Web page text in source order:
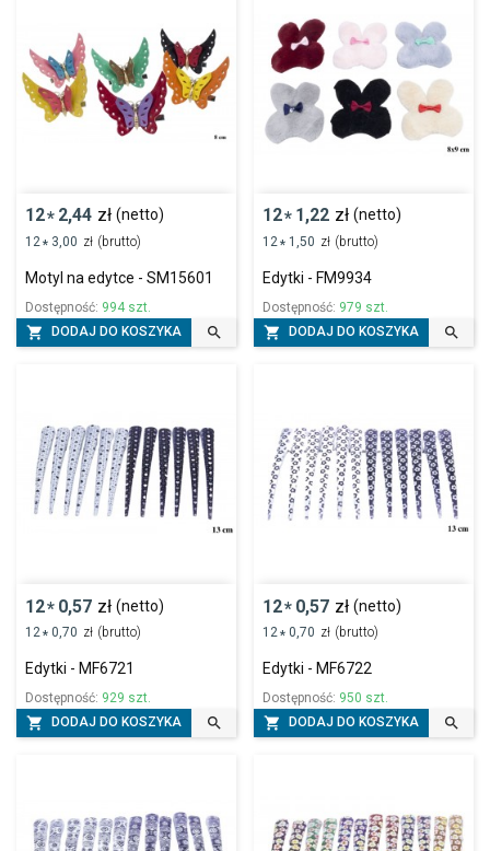
12* 2,44 zł (netto)
12* 3,00 zł (brutto)
Motyl na edytce - SM15601
Dostępność: 994 szt.
 DODAJ DO KOSZYKA 
12* 1,22 zł (netto)
12* 1,50 zł (brutto)
Edytki - FM9934
Dostępność: 979 szt.
 DODAJ DO KOSZYKA 
12* 0,57 zł (netto)
12* 0,70 zł (brutto)
Edytki - MF6721
Dostępność: 929 szt.
 DODAJ DO KOSZYKA 
12* 0,57 zł (netto)
12* 0,70 zł (brutto)
Edytki - MF6722
Dostępność: 950 szt.
 DODAJ DO KOSZYKA 